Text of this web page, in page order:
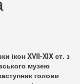
ікон XVII-XIX ст. з
музею
голови